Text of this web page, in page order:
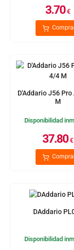
3.70€
D'Addario J56
M
Disponibilidad
37.80€
DAddario
Disponibilidad